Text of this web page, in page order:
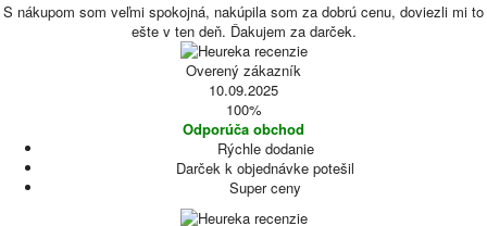
S nákupom som veľmi spokojná, nakúpila som za dobrú cenu, doviezli mi to
ešte v ten deň. Ďakujem za darček.
Overený zákazník
10.09.2025
100%
Odporúča obchod
Rýchle dodanie
Darček k objednávke potešil
Super ceny